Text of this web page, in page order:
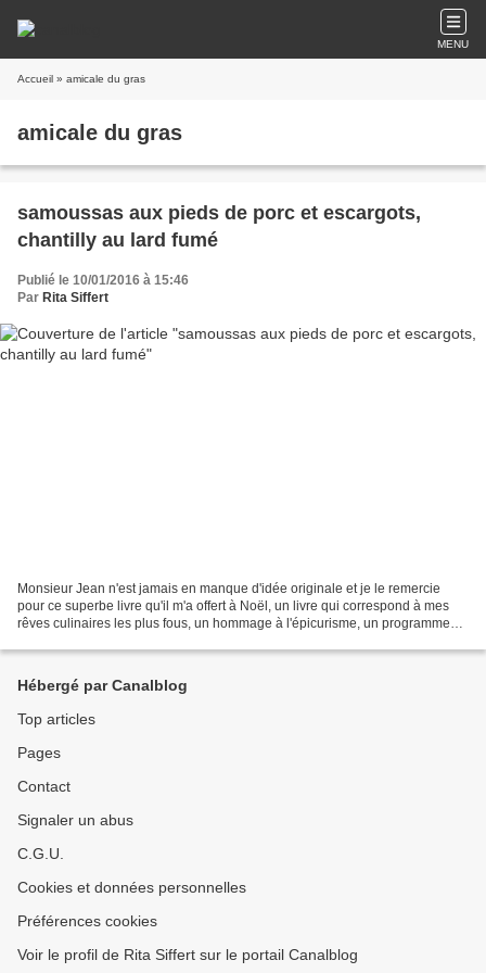
MENU
Accueil » amicale du gras
amicale du gras
samoussas aux pieds de porc et escargots,
chantilly au lard fumé
Publié le 10/01/2016 à 15:46
Par Rita Siffert
Monsieur Jean n'est jamais en manque d'idée originale et je le remercie
pour ce superbe livre qu'il m'a offert à Noël, un livre qui correspond à mes
rêves culinaires les plus fous, un hommage à l'épicurisme, un programme
Hébergé par Canalblog
Top articles
Pages
Contact
Signaler un abus
C.G.U.
Cookies et données personnelles
Préférences cookies
Voir le profil de Rita Siffert sur le portail Canalblog